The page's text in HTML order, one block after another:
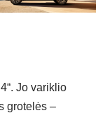
Jo variklio
grotelės –